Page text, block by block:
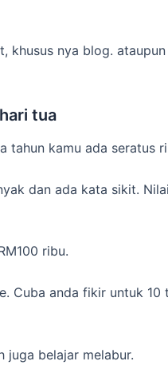
khusus nya blog.
tua
tahun kamu ada seratus
dan ada kata sikit.
ribu.
Cuba anda fikir untuk 10
juga belajar melabur.